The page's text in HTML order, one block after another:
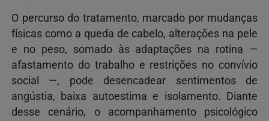
O percurso do tratamento, marcado por mudanças
físicas como a queda de cabelo, alterações na pele
e no peso, somado às adaptações na rotina —
afastamento do trabalho e restrições no convívio
social —, pode desencadear sentimentos de
angústia, baixa autoestima e isolamento. Diante
desse cenário, o acompanhamento psicológico